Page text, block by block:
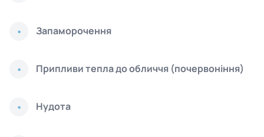
Запаморочення
Припливи тепла до обличчя (почервоніння)
Нудота